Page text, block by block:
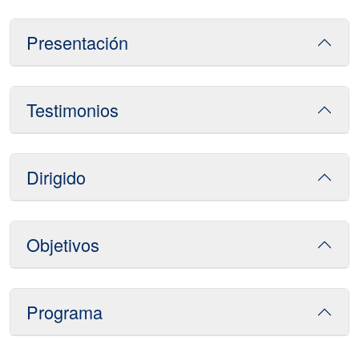
Presentación
Testimonios
Dirigido
Objetivos
Programa